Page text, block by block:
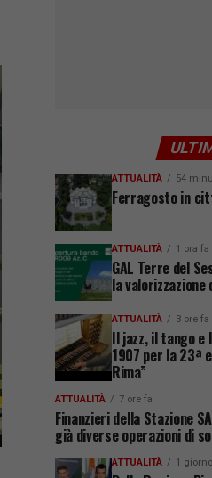
ATTUALITÀ 54
Ferragosto in
ATTUALITÀ 1 ora fa
GAL Terre del
la
ATTUALITÀ 3 ore fa
Il jazz, il tango e
1907 per la 23ª
Rima”
ATTUALITÀ 7 ore fa
Finanzieri della Stazione
già diverse operazioni di
ATTUALITÀ 1